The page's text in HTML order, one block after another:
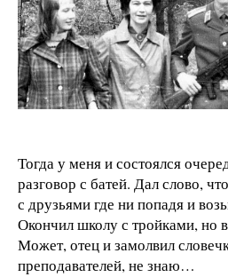
Тогда у меня и состоялся
разговор с батей. Дал слово,
с друзьями где ни попадя и
Окончил школу с тройками, но
Может, отец и замолвил
преподавателей, не знаю…